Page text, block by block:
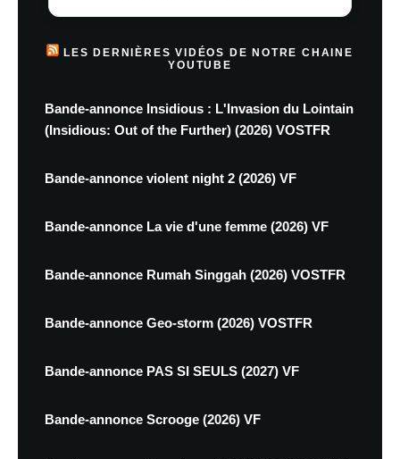
LES DERNIÈRES VIDÉOS DE NOTRE CHAINE
YOUTUBE
Bande-annonce Insidious : L'Invasion du Lointain
(Insidious: Out of the Further) (2026) VOSTFR
Bande-annonce violent night 2 (2026) VF
Bande-annonce La vie d'une femme (2026) VF
Bande-annonce Rumah Singgah (2026) VOSTFR
Bande-annonce Geo-storm (2026) VOSTFR
Bande-annonce PAS SI SEULS (2027) VF
Bande-annonce Scrooge (2026) VF